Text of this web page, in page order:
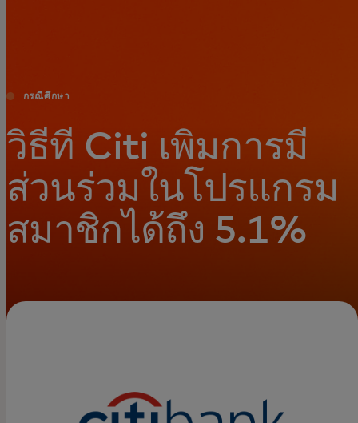
เพื่อโลก
สำหรับผู้สร้างนวัตกรรม
ข่าวสารและแนวโน้ม
กรณีศึกษา
วิธีที่ Citi เพิ่มการมี
ส่วนร่วมในโปรแกรม
สมาชิกได้ถึง 5.1%